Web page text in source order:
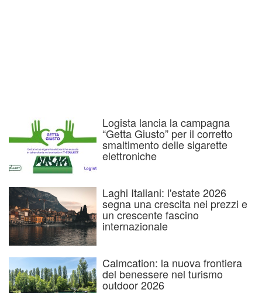
Logista lancia la campagna
“Getta Giusto” per il corretto
smaltimento delle sigarette
elettroniche
Laghi Italiani: l'estate 2026
segna una crescita nei prezzi e
un crescente fascino
internazionale
Calmcation: la nuova frontiera
del benessere nel turismo
outdoor 2026